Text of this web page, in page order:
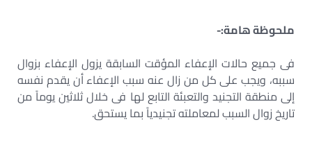
ملحوظة هامة:-
فى جميع حالات الإعفاء المؤقت السابقة يزول الإعفاء بزوال
سببه، ويجب على كل من زال عنه سبب الإعفاء أن يقدم نفسه
إلى منطقة التجنيد والتعبئة التابع لها فى خلال ثلاثين يوماً من
تاريخ زوال السبب لمعاملته تجنيدياً بما يستحق.